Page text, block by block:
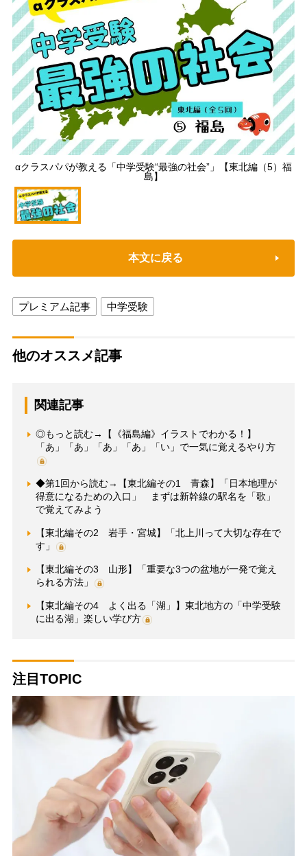
αクラスパパが教える「中学受験“最強の社会”」【東北編（5）福
島】
本文に戻る
プレミアム記事 中学受験
他のオススメ記事
関連記事
◎もっと読む→【《福島編》イラストでわかる！】
「あ」「あ」「あ」「あ」「い」で一気に覚えるやり方
◆第1回から読む→【東北編その1 青森】「日本地理が
得意になるための入口」 まずは新幹線の駅名を「歌」
で覚えてみよう
【東北編その2 岩手・宮城】「北上川って大切な存在で
す」
【東北編その3 山形】「重要な3つの盆地が一発で覚え
られる方法」
【東北編その4 よく出る「湖」】東北地方の「中学受験
に出る湖」楽しい学び方
注目TOPIC